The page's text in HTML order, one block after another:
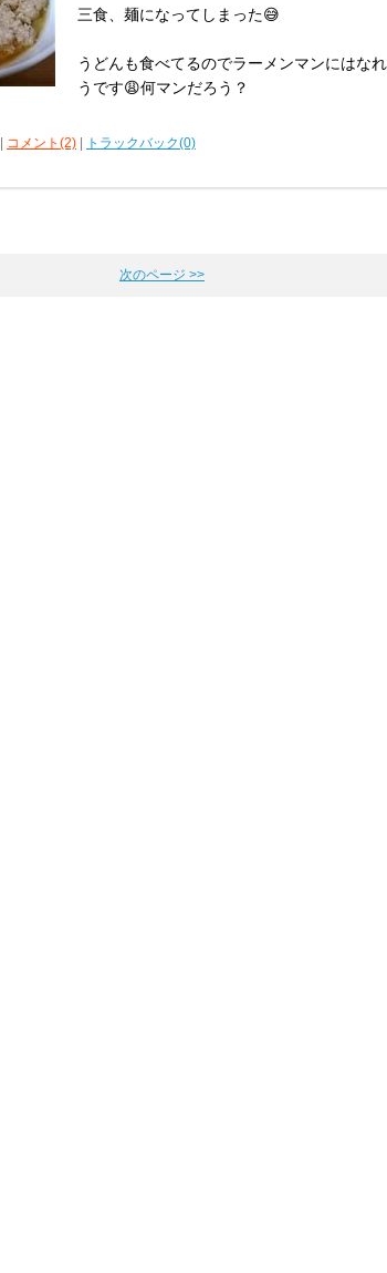
三食、麺になってしまった😅
うどんも食べてるのでラーメンマンにはな
うです😩何マンだろう？
コメント(2) トラックバック(0)
次のページ >>